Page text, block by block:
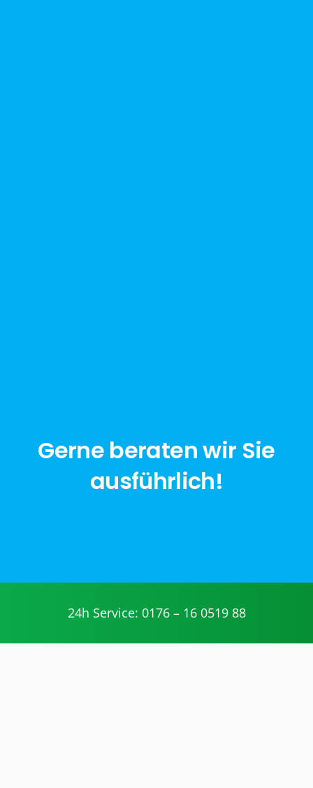
Gerne beraten wir Sie
ausführlich!
24h Service: 0176 – 16 0519 88